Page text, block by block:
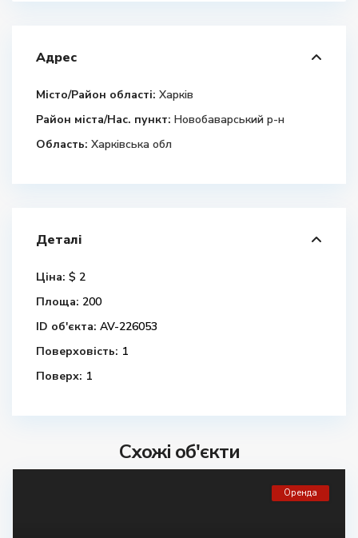
Адрес
Місто/Район області: Харків
Район міста/Нас. пункт: Новобаварський р-н
Область: Харківська обл
Деталі
Ціна: $ 2
Площа: 200
ID об'єкта: AV-226053
Поверховість: 1
Поверх: 1
Схожі об'єкти
Оренда